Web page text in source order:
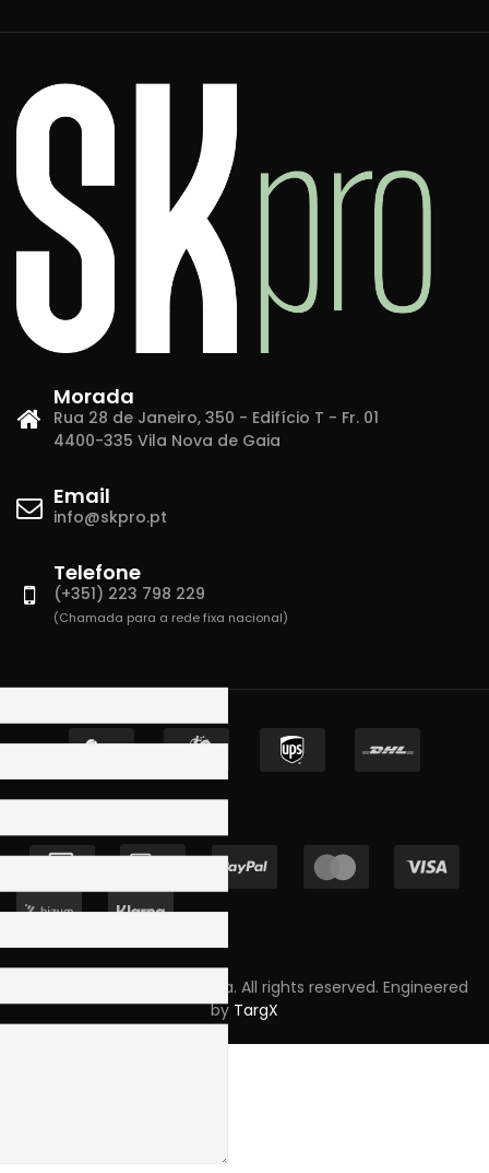
Morada
Rua 28 de Janeiro, 350 - Edifício T - Fr. 01
4400-335 Vila Nova de Gaia
Email
info@skpro.pt
Telefone
(+351) 223 798 229
(Chamada para a rede fixa nacional)
Copyright © 2023 Skpro, Lda. All rights reserved. Engineered
by TargX